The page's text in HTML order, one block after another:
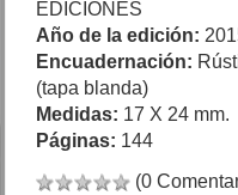
EDICIONES
Año de la edición:
Encuadernación:
(tapa blanda)
Medidas: 17 X 24 mm.
Páginas: 144
(0